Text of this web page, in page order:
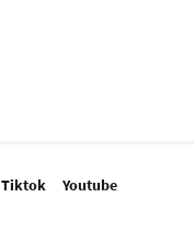
Tiktok Youtube